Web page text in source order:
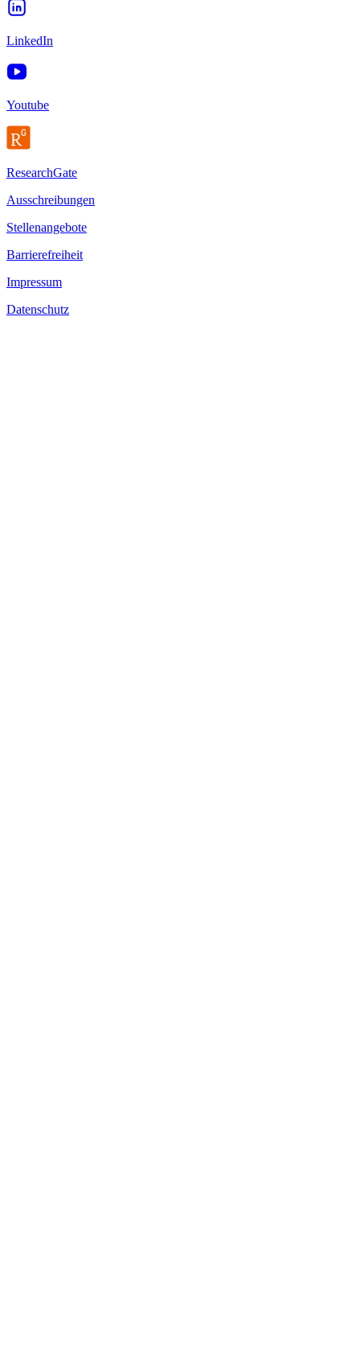
LinkedIn
Youtube
ResearchGate
Ausschreibungen
Stellenangebote
Barrierefreiheit
Impressum
Datenschutz